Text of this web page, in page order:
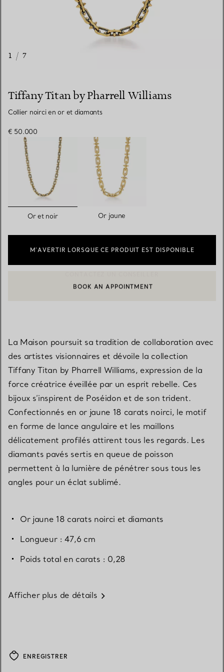
1 / 7
Tiffany Titan by Pharrell Williams
Collier noirci en or et diamants
€ 50.000
sélectionnés
Or et noir Or jaune
M’AVERTIR LORSQUE CE PRODUIT EST DISPONIBLE
CONTACTER UN CONSEILLER CLIENT OU PRENDRE RENDEZ-
BOOK AN APPOINTMENT
La Maison poursuit sa tradition de collaboration avec
des artistes visionnaires et dévoile la collection
Tiffany Titan by Pharrell Williams, expression de la
force créatrice éveillée par un esprit rebelle. Ces
bijoux s’inspirent de Poséidon et de son trident.
Confectionnés en or jaune 18 carats noirci, le motif
en forme de lance angulaire et les maillons
délicatement profilés attirent tous les regards. Les
diamants pavés sertis en queue de poisson
permettent à la lumière de pénétrer sous tous les
angles pour un éclat sublimé.
Or jaune 18 carats noirci et diamants
Longueur : 47,6 cm
Poids total en carats : 0,28
Afficher plus de détails
ENREGISTRER